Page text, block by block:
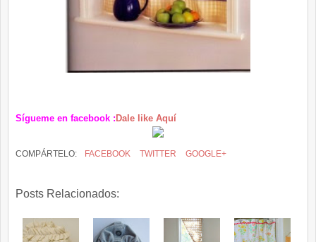
Sígueme en facebook :Dale like Aquí
COMPÁRTELO: FACEBOOK TWITTER GOOGLE+
Posts Relacionados: